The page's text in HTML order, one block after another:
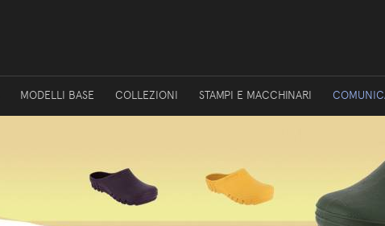
MODELLI BASE COLLEZIONI STAMPI E MACCHINARI